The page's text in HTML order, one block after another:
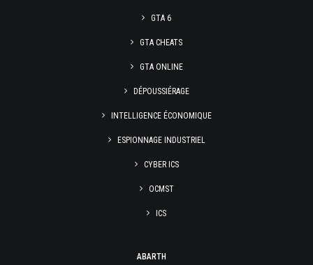
GTA 6
GTA CHEATS
GTA ONLINE
DÉPOUSSIÉRAGE
INTELLIGENCE ÉCONOMIQUE
ESPIONNAGE INDUSTRIEL
CYBER ICS
OCMST
ICS
ABARTH